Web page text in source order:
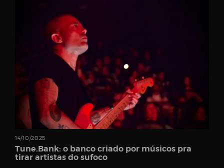
Remember
14/10/2025
Tune.Bank: o banco criado por músicos pra
tirar artistas do sufoco